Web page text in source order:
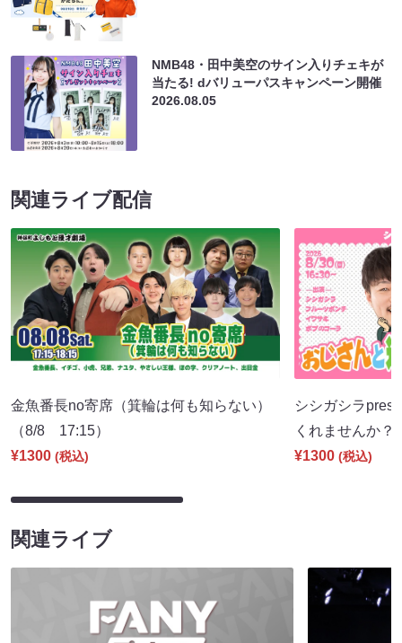
NMB48・田中美空のサイン入りチェキが
当たる! dバリューパスキャンペーン開催
2026.08.05
関連ライブ配信
金魚番長no寄席（箕輪は何も知らない）
（8/8 17:15）
¥1300 (税込)
シシガシラ
くれませんか
¥1300 (税込)
関連ライブ